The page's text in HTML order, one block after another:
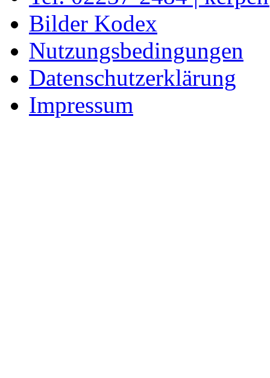
Bilder Kodex
Nutzungsbedingungen
Datenschutzerklärung
Impressum